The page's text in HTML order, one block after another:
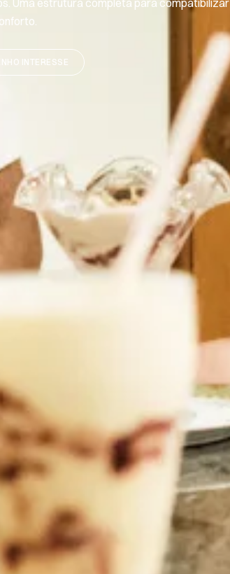
Uma estrutura completa para compatibilizar
INTERESSE